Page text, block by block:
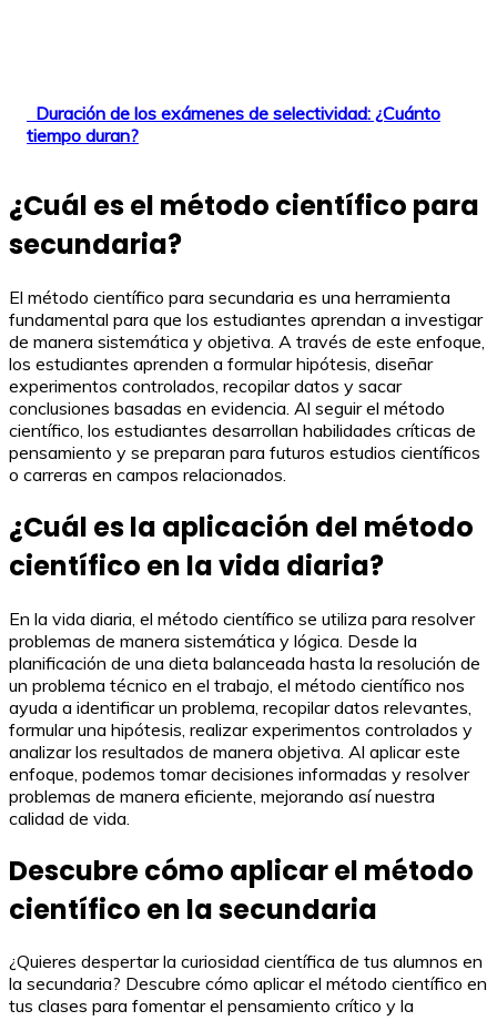
Duración de los exámenes de selectividad: ¿Cuánto
tiempo duran?
¿Cuál es el método científico para
secundaria?
El método científico para secundaria es una herramienta
fundamental para que los estudiantes aprendan a investigar
de manera sistemática y objetiva. A través de este enfoque,
los estudiantes aprenden a formular hipótesis, diseñar
experimentos controlados, recopilar datos y sacar
conclusiones basadas en evidencia. Al seguir el método
científico, los estudiantes desarrollan habilidades críticas de
pensamiento y se preparan para futuros estudios científicos
o carreras en campos relacionados.
¿Cuál es la aplicación del método
científico en la vida diaria?
En la vida diaria, el método científico se utiliza para resolver
problemas de manera sistemática y lógica. Desde la
planificación de una dieta balanceada hasta la resolución de
un problema técnico en el trabajo, el método científico nos
ayuda a identificar un problema, recopilar datos relevantes,
formular una hipótesis, realizar experimentos controlados y
analizar los resultados de manera objetiva. Al aplicar este
enfoque, podemos tomar decisiones informadas y resolver
problemas de manera eficiente, mejorando así nuestra
calidad de vida.
Descubre cómo aplicar el método
científico en la secundaria
¿Quieres despertar la curiosidad científica de tus alumnos en
la secundaria? Descubre cómo aplicar el método científico en
tus clases para fomentar el pensamiento crítico y la